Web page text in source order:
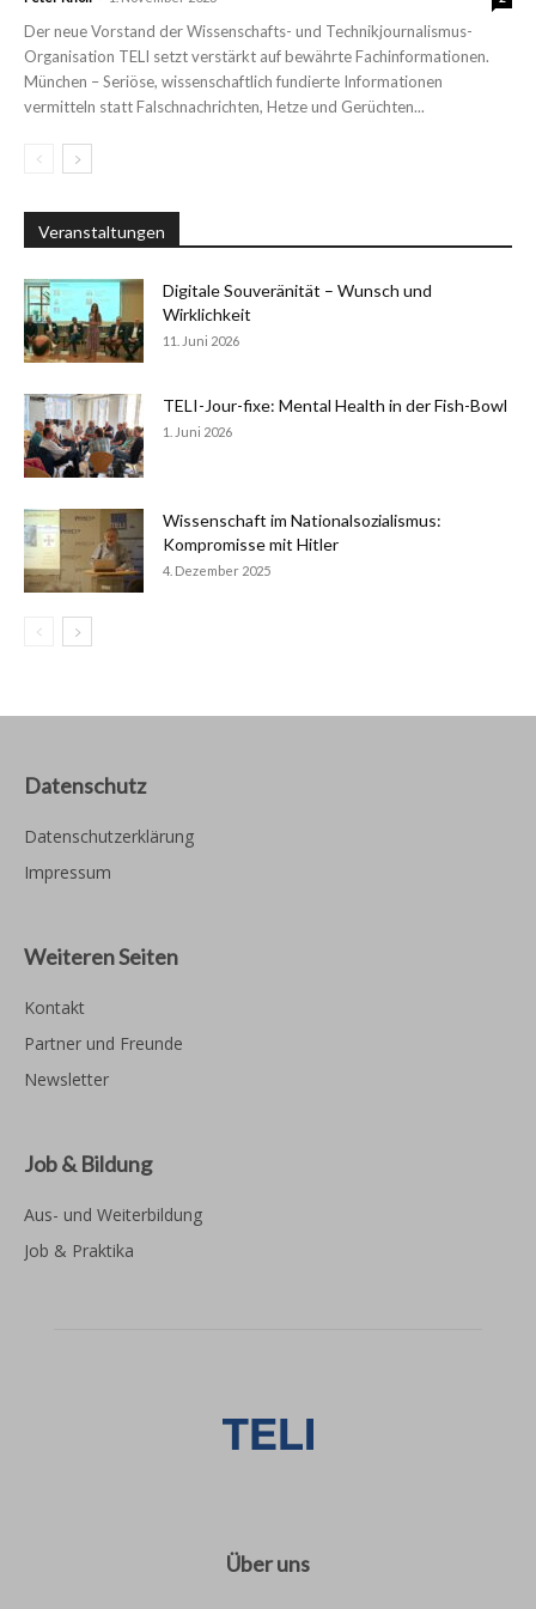
Der neue Vorstand der Wissenschafts- und Technikjournalismus-
Organisation TELI setzt verstärkt auf bewährte Fachinformationen.
München – Seriöse, wissenschaftlich fundierte Informationen
vermitteln statt Falschnachrichten, Hetze und Gerüchten...
Veranstaltungen
Digitale Souveränität – Wunsch und
Wirklichkeit
11. Juni 2026
TELI-Jour-fixe: Mental Health in der Fish-Bowl
1. Juni 2026
Wissenschaft im Nationalsozialismus:
Kompromisse mit Hitler
4. Dezember 2025
Datenschutz
Datenschutzerklärung
Impressum
Weiteren Seiten
Kontakt
Partner und Freunde
Newsletter
Job & Bildung
Aus- und Weiterbildung
Job & Praktika
Über uns